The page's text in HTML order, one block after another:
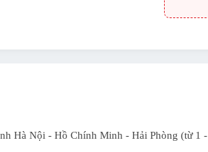
Hà Nội - Hồ Chính Minh - Hải Phòng (từ 1